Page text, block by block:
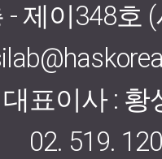
- 제이348호
대표이사 : 황
02. 519.